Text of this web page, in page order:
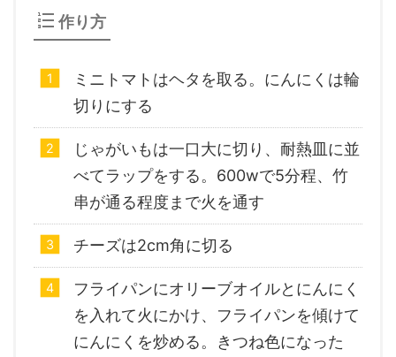
作り方
ミニトマトはヘタを取る。にんにくは輪
切りにする
じゃがいもは一口大に切り、耐熱皿に並
べてラップをする。600wで5分程、竹
串が通る程度まで火を通す
チーズは2cm角に切る
フライパンにオリーブオイルとにんにく
を入れて火にかけ、フライパンを傾けて
にんにくを炒める。きつね色になった